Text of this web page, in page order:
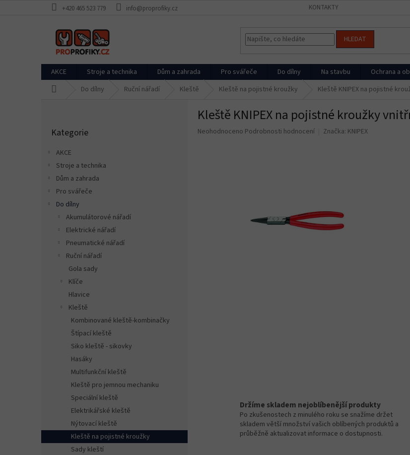
+420 465 523 779 info@proprofiky.cz KONTAKTY
HLEDAT
AKCE Stroje a technika Dům a zahrada Pro svářeče Do dílny Na stavbu Ochrana a
Do dílny Ruční nářadí Kleště Kleště na pojistné kroužky Kleště KNIPEX na pojistné
kategorie
Kategorie
AKCE
Stroje a technika
Dům a zahrada
Pro svářeče
Do dílny
Akumulátorové nářadí
Elektrické nářadí
Pneumatické nářadí
Ruční nářadí
Gola sady
Klíče
Hlavice
Kleště
Kombinované kleště-kombinačky
Štípací kleště
Siko kleště - sikovky
Hasáky
Multifunkční kleště
Kleště pro jemnou mechaniku
Speciální kleště
Elektrikářské kleště
Nýtovací kleště
Kleště na pojistné kroužky
Sady kleští
Kleště KNIPEX na pojistné kroužky
Průměrné
Neohodnoceno Podrobnosti hodnocení Značka: KNIPEX
Držíme skladem nejoblíbenější produkty
Po zkušenostech z minulého roku se snažíme držet
skladem větší množství vašich oblíbených produktů a
průběžně aktualizovat informace o dostupnosti.